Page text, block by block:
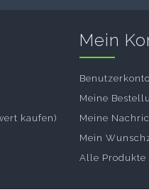
kaufen)
Mein
Meine
Meine
Mein
Alle Produkte